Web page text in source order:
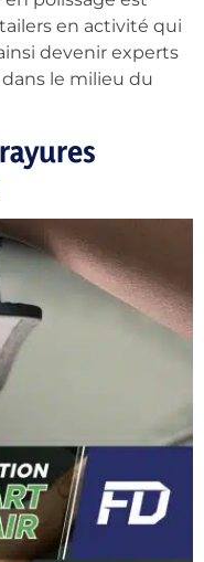
en activité qui
devenir experts
le milieu du